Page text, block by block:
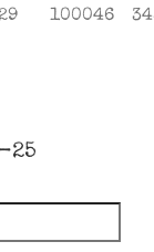
100046
25